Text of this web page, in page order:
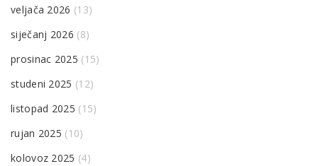
veljača 2026 (13)
siječanj 2026 (8)
prosinac 2025 (15)
studeni 2025 (12)
listopad 2025 (15)
rujan 2025 (10)
kolovoz 2025 (4)